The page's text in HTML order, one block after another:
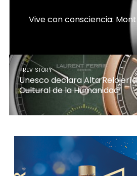
Vive con consciencia:
PREV STORY
Unesco declara Alta
Cultural de la Humanidad